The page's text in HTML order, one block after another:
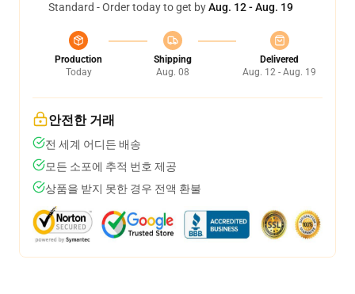
Standard - Order today to get byAug. 12 - Aug. 19
Production
Today
Shipping
Aug. 08
Delivered
Aug. 12 - Aug. 19
안전한 거래
전 세계 어디든 배송
모든 소포에 추적 번호 제공
상품을 받지 못한 경우 전액 환불